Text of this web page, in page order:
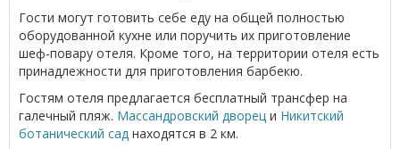
Гости могут готовить себе еду на общей полностью
оборудованной кухне или поручить их приготовление
шеф-повару отеля. Кроме того, на территории отеля есть
принадлежности для приготовления барбекю.
Гостям отеля предлагается бесплатный трансфер на
галечный пляж. Массандровский дворец и Никитский
ботанический сад находятся в 2 км.